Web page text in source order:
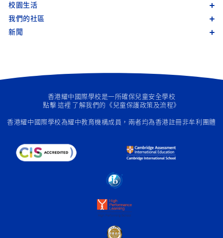
校園生活
我們的社區
新聞
香港耀中國際學校是一所確保兒童安全學校
點擊 這裡 了解我們的《兒童保護政策及流程》
香港耀中國際學校為耀中教育機構成員 ，兩者均為香港註冊非牟利團體